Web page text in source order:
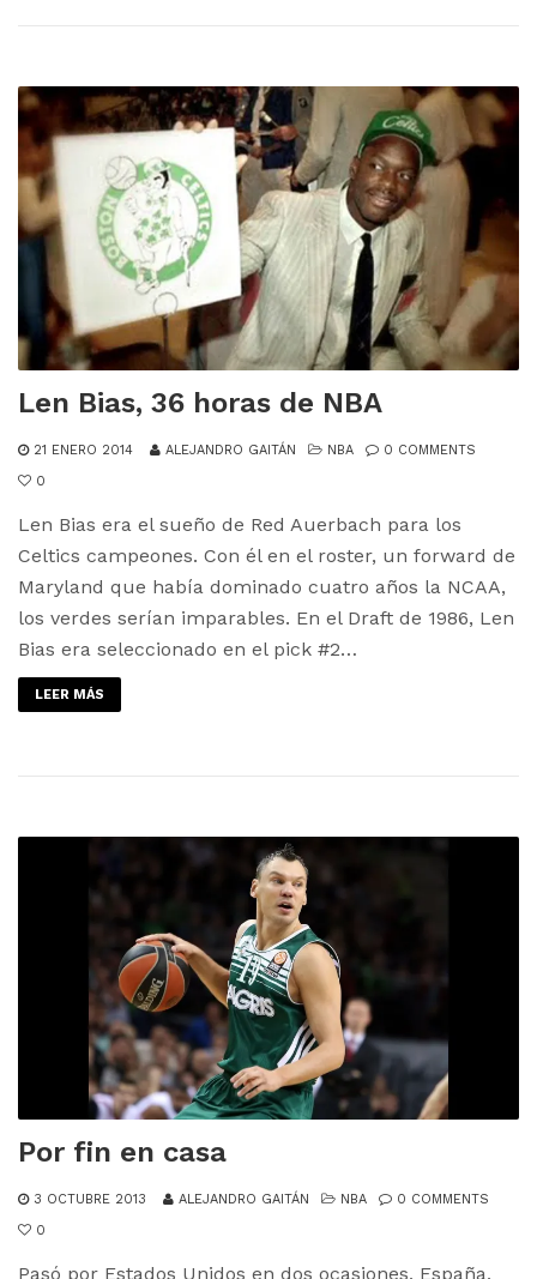
Len Bias, 36 horas de NBA
21 ENERO 2014 ALEJANDRO GAITÁN NBA
0 COMMENTS
0
Len Bias era el sueño de Red Auerbach para los
Celtics campeones. Con él en el roster, un forward de
Maryland que había dominado cuatro años la NCAA,
los verdes serían imparables. En el Draft de 1986, Len
Bias era seleccionado en el pick #2…
LEER MÁS
Por fin en casa
3 OCTUBRE 2013 ALEJANDRO GAITÁN NBA
0 COMMENTS
0
Pasó por Estados Unidos en dos ocasiones, España,